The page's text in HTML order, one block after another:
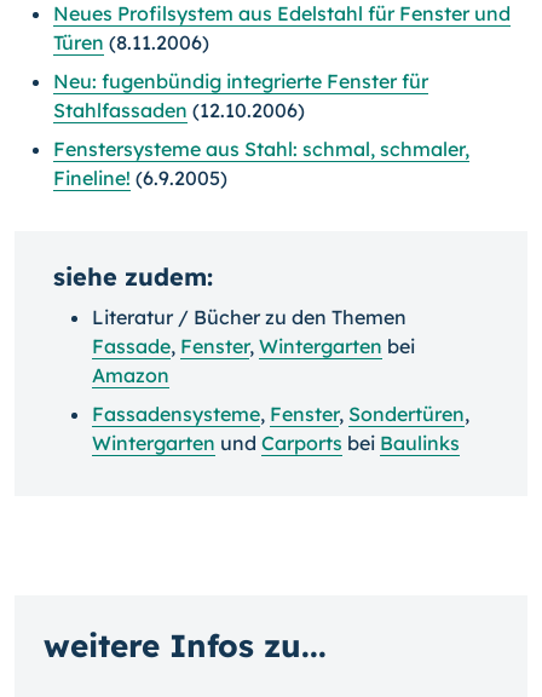
Neues Profilsystem aus Edelstahl für Fenster und
Türen (8.11.2006)
Neu: fugenbündig integrierte Fenster für
Stahlfassaden (12.10.2006)
Fenstersysteme aus Stahl: schmal, schmaler,
Fineline! (6.9.2005)
siehe zudem:
Literatur / Bücher zu den Themen
Fassade, Fenster, Wintergarten bei
Amazon
Fassadensysteme, Fenster, Sondertüren,
Wintergarten und Carports bei Baulinks
weitere Infos zu...